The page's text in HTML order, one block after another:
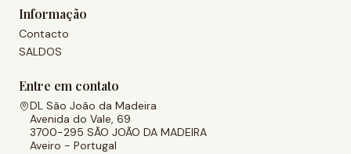
Informação
Contacto
SALDOS
Entre em contato
DL São João da Madeira
Avenida do Vale, 69
3700-295 SÃO JOÃO DA MADEIRA
Aveiro - Portugal